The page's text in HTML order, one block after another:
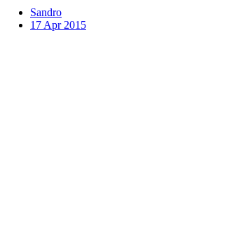
Sandro
17 Apr 2015